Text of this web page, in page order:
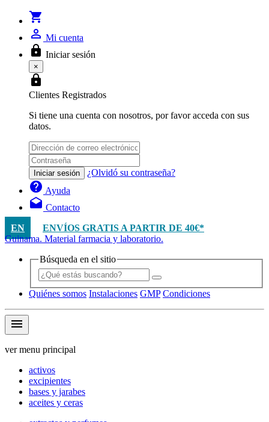
shopping_cart
person_outline Mi cuenta
lock Iniciar sesión
×
lock
Clientes Registrados
Si tiene una cuenta con nosotros, por favor acceda con sus
datos.
Iniciar sesión ¿Olvidó su contraseña?
help Ayuda
drafts Contacto
EN
ENVÍOS GRATIS A PARTIR DE 40€*
Guinama. Material farmacia y laboratorio.
Búsqueda en el sitio
Quiénes somos Instalaciones GMP Condiciones
menu
ver menu principal
activos
excipientes
bases y jarabes
aceites y ceras